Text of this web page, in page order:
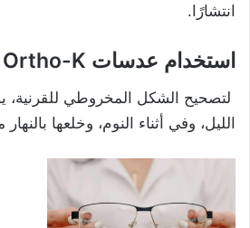
انتشارًا.
استخدام عدسات Ortho-K الصلبة
لتصحيح الشكل المخروطي للقرنية،
الليل، وفي أثناء النوم، وخلعها